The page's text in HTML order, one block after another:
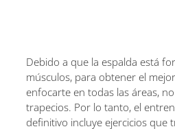
Debido a que la espalda está
músculos, para obtener el
enfocarte en todas las áreas,
trapecios. Por lo tanto, el
definitivo incluye ejercicios que